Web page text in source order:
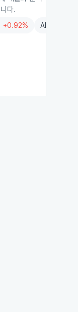
다.
+0.92% AI